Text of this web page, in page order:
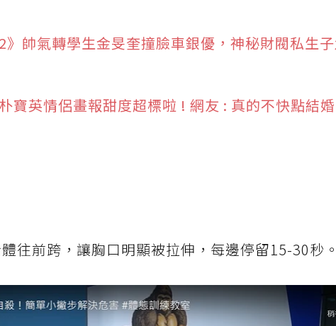
帥氣轉學生金旻奎撞臉車銀優，神秘財閥私生
寶英情侶畫報甜度超標啦 ! 網友 : 真的不快點結
往前跨，讓胸口明顯被拉伸，每邊停留15-30秒